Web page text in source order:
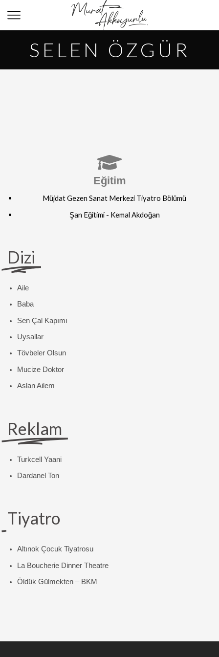
SELEN ÖZGÜR
Eğitim
Müjdat Gezen Sanat Merkezi Tiyatro Bölümü
Şan Eğitimi - Kemal Akdoğan
Dizi
Aile
Baba
Sen Çal Kapımı
Uysallar
Tövbeler Olsun
Mucize Doktor
Aslan Ailem
Reklam
Turkcell Yaani
Dardanel Ton
Tiyatro
Altınok Çocuk Tiyatrosu
La Boucherie Dinner Theatre
Öldük Gülmekten – BKM